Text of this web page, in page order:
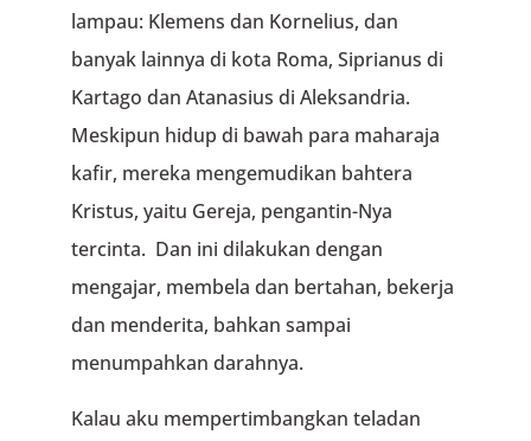
lampau: Klemens dan Kornelius, dan
banyak lainnya di kota Roma, Siprianus di
Kartago dan Atanasius di Aleksandria.
Meskipun hidup di bawah para maharaja
kafir, mereka mengemudikan bahtera
Kristus, yaitu Gereja, pengantin-Nya
tercinta. Dan ini dilakukan dengan
mengajar, membela dan bertahan, bekerja
dan menderita, bahkan sampai
menumpahkan darahnya.
Kalau aku mempertimbangkan teladan